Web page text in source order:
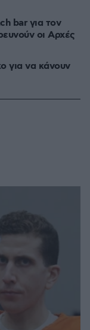
bar για τον
οι Αρχές
για να κάνουν